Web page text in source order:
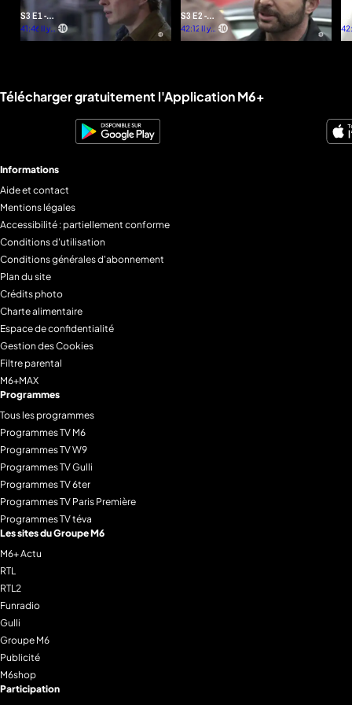
S3 E1 -
Minute
par
41:46 Il y a
plus
S3 E2 -
Minute
man
42:12 Il y a
plus
La
Liens utiles M6+.
Télécharger gratuitement l'Application M6+
Informations
Aide et contact
Mentions légales
Accessibilité : partiellement conforme
Conditions d'utilisation
Conditions générales d'abonnement
Plan du site
Crédits photo
Charte alimentaire
Espace de confidentialité
Gestion des Cookies
Filtre parental
M6+MAX
Programmes
Tous les programmes
Programmes TV M6
Programmes TV W9
Programmes TV Gulli
Programmes TV 6ter
Programmes TV Paris Première
Programmes TV téva
Les sites du Groupe M6
M6+ Actu
RTL
RTL2
Funradio
Gulli
Groupe M6
Publicité
M6shop
Participation